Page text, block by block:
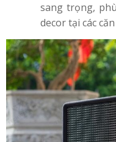
sang trọng,
decor tại các